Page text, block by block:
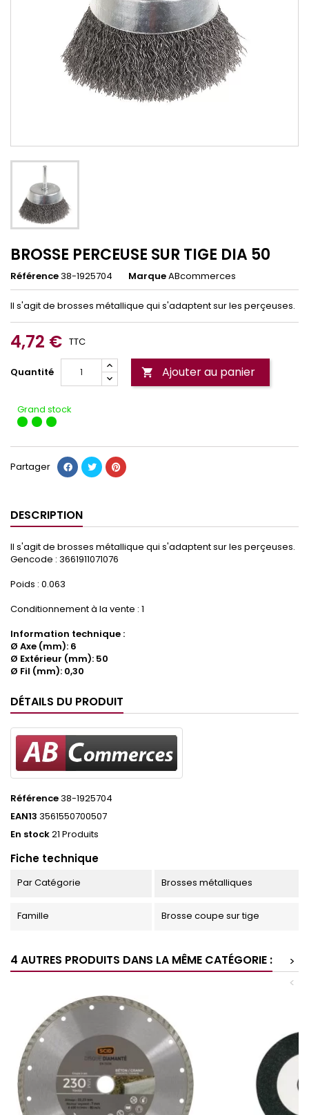
BROSSE PERCEUSE SUR TIGE DIA 50
Référence38-1925704 MarqueABcommerces
Il s'agit de brosses métallique qui s'adaptent sur les perçeuses.
4,72 € TTC
Quantité  Ajouter au panier
Grand stock
Partager
DESCRIPTION
Il s'agit de brosses métallique qui s'adaptent sur les perçeuses.
Gencode : 3661911071076
Poids : 0.063
Conditionnement à la vente : 1
Information technique :
Ø Axe (mm): 6
Ø Extérieur (mm): 50
Ø Fil (mm): 0,30
DÉTAILS DU PRODUIT
Référence38-1925704
EAN13 3561550700507
En stock21 Produits
Fiche technique
Par Catégorie Brosses métalliques
Famille Brosse coupe sur tige
4 AUTRES PRODUITS DANS LA MÊME CATÉGORIE :
>
<